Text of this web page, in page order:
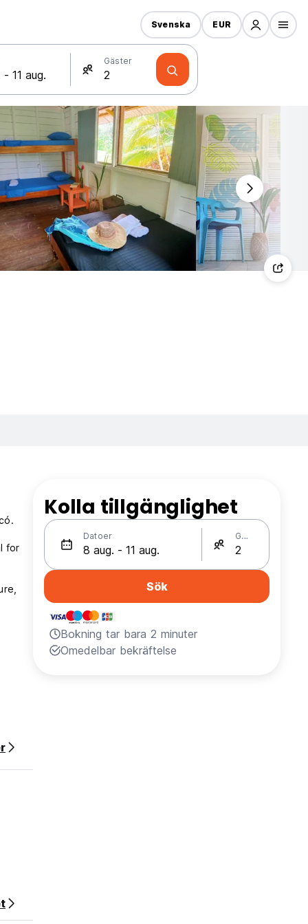
Gäster
Svenska EUR
for
Kolla tillgänglighet
Datoer Gäster
Sök
Bokning tar bara 2 minuter
Omedelbar bekräftelse